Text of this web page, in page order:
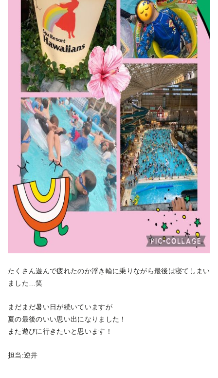
たくさん遊んで疲れたのか浮き輪に乗りながら最後は寝てしまい
ました…笑
まだまだ暑い日が続いていますが
夏の最後のいい思い出になりました！
また遊びに行きたいと思います！
担当:逆井